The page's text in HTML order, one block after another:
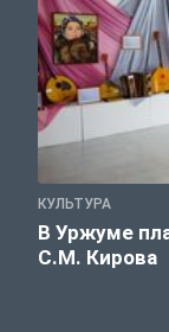
КУЛЬТУРА
В Уржуме
С.М. Кирова